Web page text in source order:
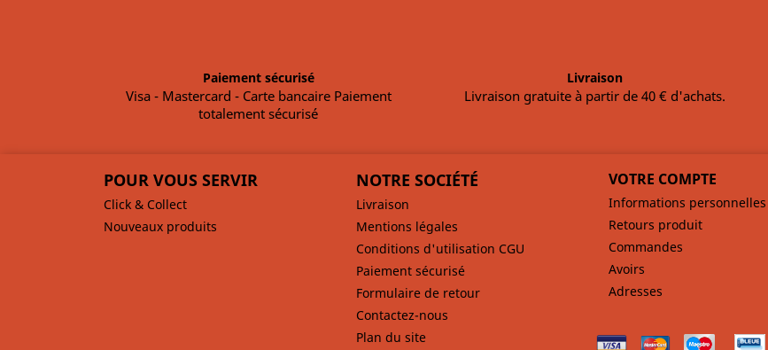
Paiement sécurisé
Visa - Mastercard - Carte bancaire Paiement
totalement sécurisé
Livraison
Livraison gratuite à partir de 40 € d'achats.
POUR VOUS SERVIR
Click & Collect
Nouveaux produits
NOTRE SOCIÉTÉ
Livraison
Mentions légales
Conditions d'utilisation CGU
Paiement sécurisé
Formulaire de retour
Contactez-nous
Plan du site
VOTRE COMPTE
Informations personnelles
Retours produit
Commandes
Avoirs
Adresses